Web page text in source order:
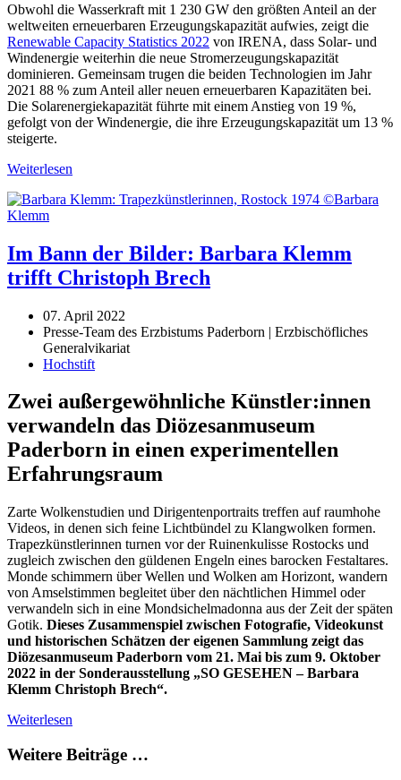
Obwohl die Wasserkraft mit 1 230 GW den größten Anteil an der
weltweiten erneuerbaren Erzeugungskapazität aufwies, zeigt die
Renewable Capacity Statistics 2022 von IRENA, dass Solar- und
Windenergie weiterhin die neue Stromerzeugungskapazität
dominieren. Gemeinsam trugen die beiden Technologien im Jahr
2021 88 % zum Anteil aller neuen erneuerbaren Kapazitäten bei.
Die Solarenergiekapazität führte mit einem Anstieg von 19 %,
gefolgt von der Windenergie, die ihre Erzeugungskapazität um 13 %
steigerte.
Weiterlesen
Im Bann der Bilder: Barbara Klemm
trifft Christoph Brech
07. April 2022
Presse-Team des Erzbistums Paderborn | Erzbischöfliches
Generalvikariat
Hochstift
Zwei außergewöhnliche Künstler:innen
verwandeln das Diözesanmuseum
Paderborn in einen experimentellen
Erfahrungsraum
Zarte Wolkenstudien und Dirigentenportraits treffen auf raumhohe
Videos, in denen sich feine Lichtbündel zu Klangwolken formen.
Trapezkünstlerinnen turnen vor der Ruinenkulisse Rostocks und
zugleich zwischen den güldenen Engeln eines barocken Festaltares.
Monde schimmern über Wellen und Wolken am Horizont, wandern
von Amselstimmen begleitet über den nächtlichen Himmel oder
verwandeln sich in eine Mondsichelmadonna aus der Zeit der späten
Gotik. Dieses Zusammenspiel zwischen Fotografie, Videokunst
und historischen Schätzen der eigenen Sammlung zeigt das
Diözesanmuseum Paderborn vom 21. Mai bis zum 9. Oktober
2022 in der Sonderausstellung „SO GESEHEN – Barbara
Klemm Christoph Brech“.
Weiterlesen
Weitere Beiträge …